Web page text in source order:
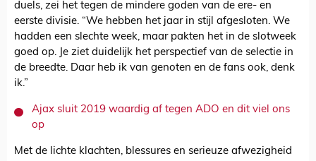
duels, zei het tegen de mindere goden van de ere- en
eerste divisie. “We hebben het jaar in stijl afgesloten. We
hadden een slechte week, maar pakten het in de slotweek
goed op. Je ziet duidelijk het perspectief van de selectie in
de breedte. Daar heb ik van genoten en de fans ook, denk
ik.”
Ajax sluit 2019 waardig af tegen ADO en dit viel ons
op
Met de lichte klachten, blessures en serieuze afwezigheid